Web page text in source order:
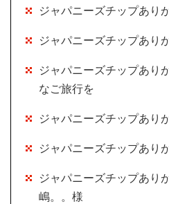
ジャパニーズチップあり
ジャパニーズチップあり
ジャパニーズチップあり
なご旅行を
ジャパニーズチップあり
ジャパニーズチップあり
ジャパニーズチップあり
嶋。。様